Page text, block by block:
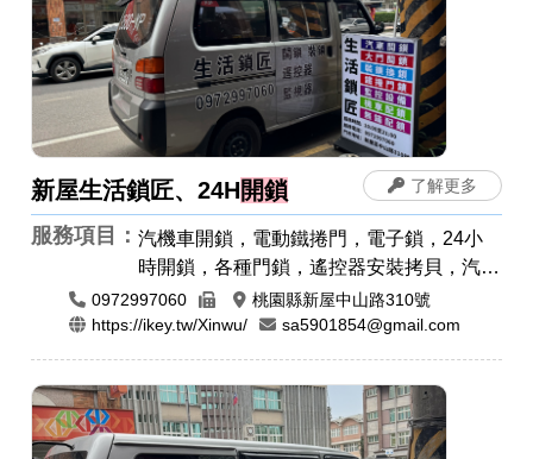
新屋生活鎖匠、24H開鎖
服務項目：汽機車開鎖，電動鐵捲門，電子鎖，24小
時開鎖，各種門鎖，遙控器安裝拷貝，汽車
開鎖，機車開鎖，指紋鎖，密碼鎖
0972997060
桃園縣新屋中山路310號
https://ikey.tw/Xinwu/
sa5901854@gmail.com
了解更多